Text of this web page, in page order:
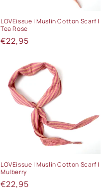
LOVEissue | Muslin Cotton Scarf |
Tea Rose
Normale
€22,95
LOVEissue | Muslin Cotton Scarf |
Mulberry
Normale
€22,95